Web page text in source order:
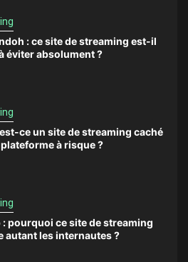
: ce site de streaming est-il
éviter absolument ?
ce un site de streaming caché
à risque ?
: pourquoi ce site de streaming
autant les internautes ?